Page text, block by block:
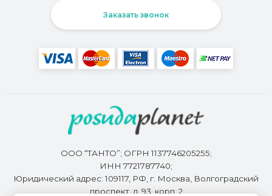
Заказать звонок
ООО “ТАНТО”; ОГРН 1137746205255;
ИНН 7721787740;
Юридический адрес: 109117, РФ, г. Москва, Волгоградский
проспект, д. 93, корп. 2